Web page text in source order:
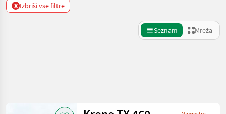
x Izbriši vse filtre
Seznam Mreža